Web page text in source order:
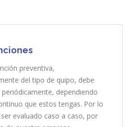
preventiva,
del tipo de quipo, debe
periódicamente, dependiendo
que estos tengas. Por lo
evaluado caso a caso, por